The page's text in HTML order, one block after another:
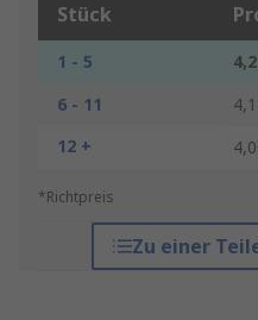
Stück
1 - 5
6 - 11
12 +
*Richtpreis
Zu einer